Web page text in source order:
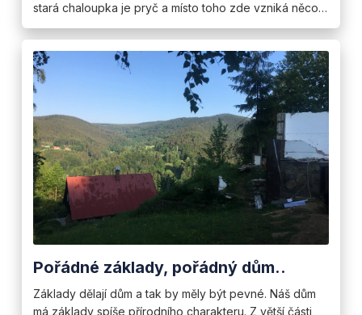
stará chaloupka je pryč a místo toho zde vzniká něco…
Pořádné základy, pořádný dům..
Základy dělají dům a tak by měly být pevné. Náš dům
má základy spíše přírodního charakteru. Z větší části